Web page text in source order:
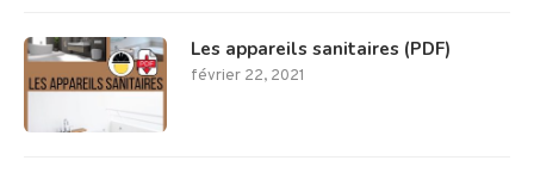
Les appareils sanitaires (PDF)
février 22, 2021